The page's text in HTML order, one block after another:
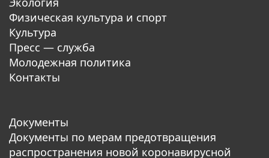
Физическая культура и спорт
Культура
Пресс — служба
Молодежная политика
Контакты
Документы
Документы по мерам предотвращения
распространения новой коронавирусной